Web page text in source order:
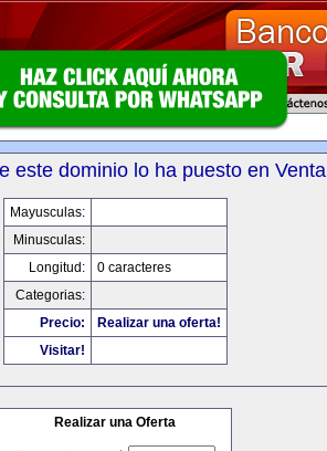
este dominio lo ha puesto en Venta
Mayusculas:
Minusculas:
Longitud:
0 caracteres
Categorias:
Precio:
Realizar una oferta!
Visitar!
Realizar una Oferta